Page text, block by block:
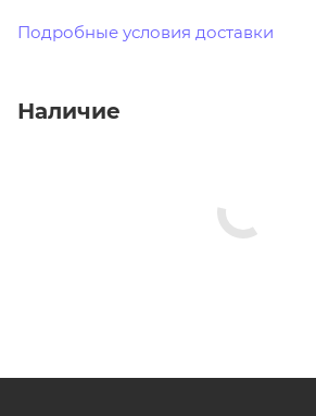
Подробные условия доставки
Наличие